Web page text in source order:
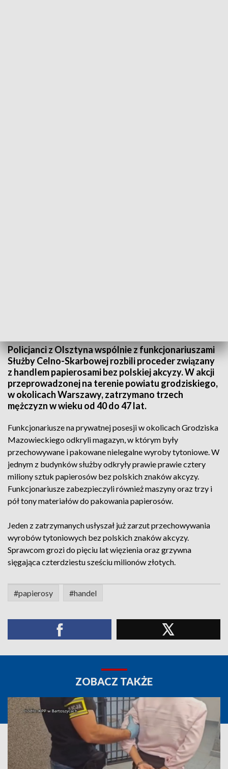
Policjanci z Olsztyna wspólnie z funkcjonariuszami
Służby Celno-Skarbowej rozbili proceder związany
z handlem papierosami bez polskiej akcyzy. W akcji
przeprowadzonej na terenie powiatu grodziskiego,
w okolicach Warszawy, zatrzymano trzech
mężczyzn w wieku od 40 do 47 lat.
Funkcjonariusze na prywatnej posesji w okolicach Grodziska
Mazowieckiego odkryli magazyn, w którym były
przechowywane i pakowane nielegalne wyroby tytoniowe. W
jednym z budynków służby odkryły prawie prawie cztery
miliony sztuk papierosów bez polskich znaków akcyzy.
Funkcjonariusze zabezpieczyli również maszyny oraz trzy i
pół tony materiałów do pakowania papierosów.
Jeden z zatrzymanych usłyszał już zarzut przechowywania
wyrobów tytoniowych bez polskich znaków akcyzy.
Sprawcom grozi do pięciu lat więzienia oraz grzywna
sięgająca czterdziestu sześciu milionów złotych.
#papierosy #handel
ZOBACZ TAKŻE